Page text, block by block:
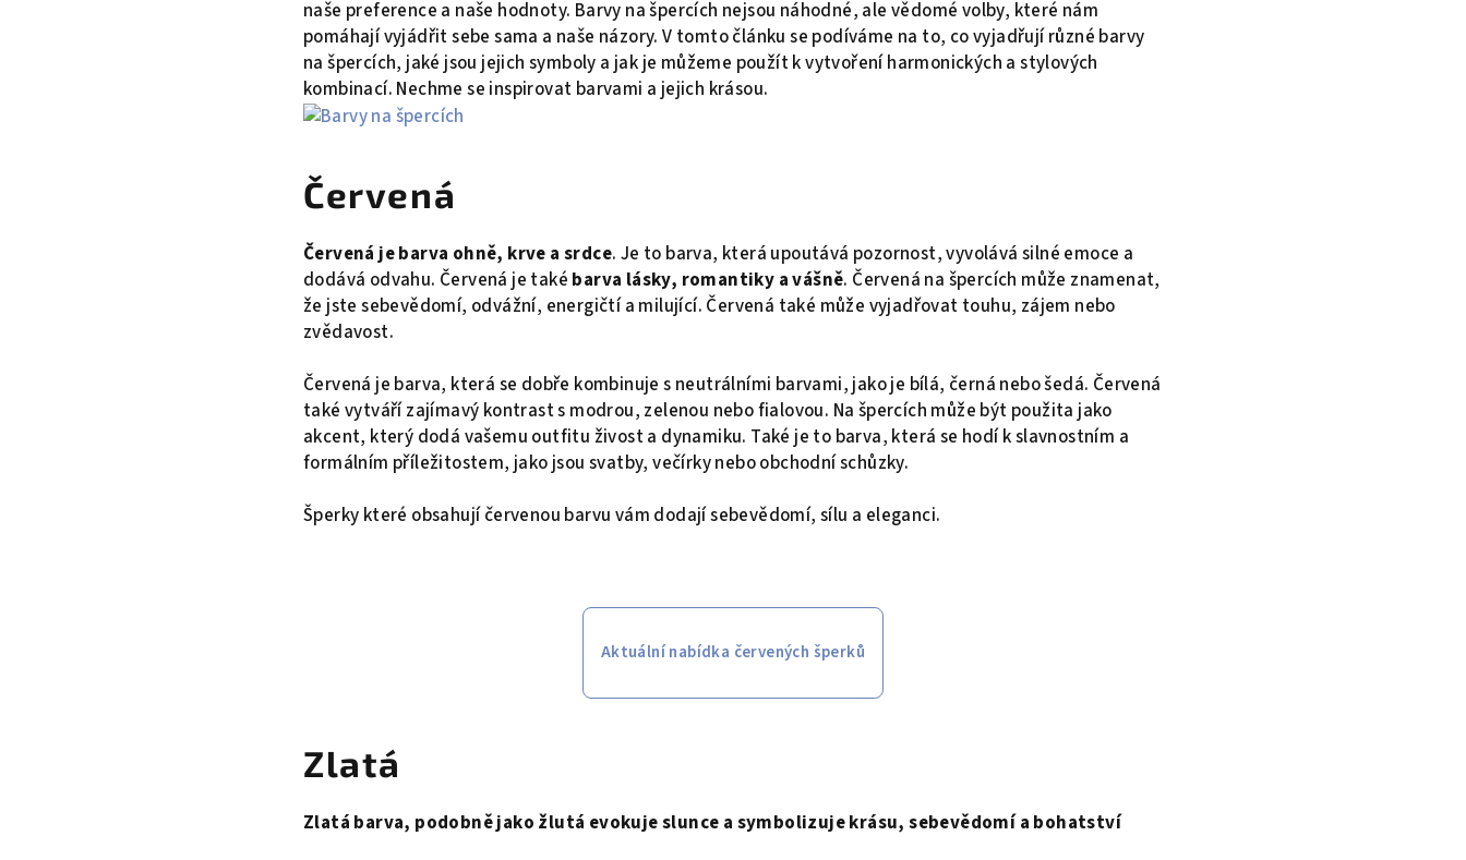
naše preference a naše hodnoty. Barvy na špercích nejsou náhodné, ale vědomé volby, které nám
pomáhají vyjádřit sebe sama a naše názory. V tomto článku se podíváme na to, co vyjadřují různé barvy
na špercích, jaké jsou jejich symboly a jak je můžeme použít k vytvoření harmonických a stylových
kombinací. Nechme se inspirovat barvami a jejich krásou.
Červená
Červená je barva ohně, krve a srdce. Je to barva, která upoutává pozornost, vyvolává silné emoce a
dodává odvahu. Červená je také barva lásky, romantiky a vášně. Červená na špercích může znamenat,
že jste sebevědomí, odvážní, energičtí a milující. Červená také může vyjadřovat touhu, zájem nebo
zvědavost.
Červená je barva, která se dobře kombinuje s neutrálními barvami, jako je bílá, černá nebo šedá. Červená
také vytváří zajímavý kontrast s modrou, zelenou nebo fialovou. Na špercích může být použita jako
akcent, který dodá vašemu outfitu živost a dynamiku. Také je to barva, která se hodí k slavnostním a
formálním příležitostem, jako jsou svatby, večírky nebo obchodní schůzky.
Šperky které obsahují červenou barvu vám dodají sebevědomí, sílu a eleganci.
Aktuální nabídka červených šperků
Zlatá
Zlatá barva, podobně jako žlutá evokuje slunce a symbolizuje krásu, sebevědomí a bohatství